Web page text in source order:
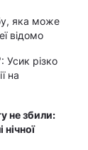
яка може
відомо
Усик різко
на
не збили: